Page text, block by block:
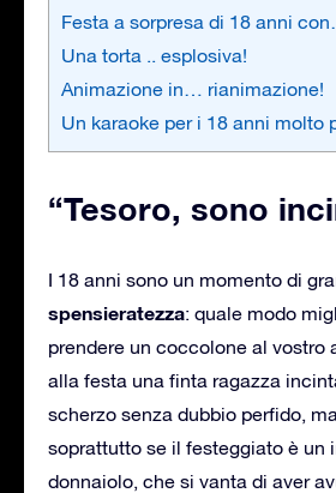
Festa a sorpresa di 18 anni
Una torta .. esplosiva!
Animazione in… rianimazione!
Un karaoke per i 18 anni molto
“Tesoro, sono
I 18 anni sono un momento di
spensieratezza: quale modo
prendere un coccolone al vostro
alla festa una finta ragazza
scherzo senza dubbio perfido,
soprattutto se il festeggiato è un
donnaiolo, che si vanta di aver